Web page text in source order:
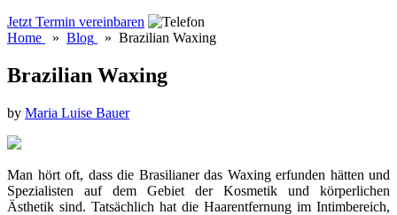
Jetzt Termin vereinbaren
Home
» Blog » Brazilian Waxing
Brazilian Waxing
by Maria Luise Bauer
Man hört oft, dass die Brasilianer das Waxing erfunden hätten und
Spezialisten auf dem Gebiet der Kosmetik und körperlichen
Ästhetik sind. Tatsächlich hat die Haarentfernung im Intimbereich,